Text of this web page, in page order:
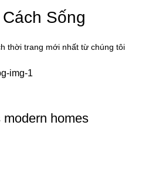
Sống
thời trang mới nhất từ chúng tôi
modern homes